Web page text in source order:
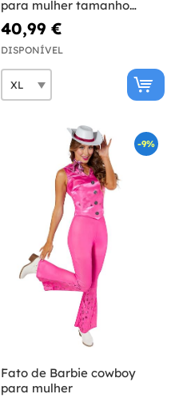
para mulher tamanho
grande
40,99 €
DISPONÍVEL
-9%
Fato de Barbie cowboy
para mulher